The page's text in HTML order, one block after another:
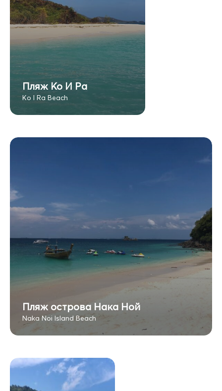
Пляж Ко И Ра
Ko I Ra Beach
Пляж острова Нака Ной
Naka Noi Island Beach